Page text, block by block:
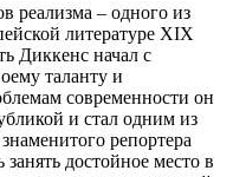
реализма – одного из
литературе XIX
Диккенс начал с
таланту и
современности он
и стал одним из
репортера
достойное место в